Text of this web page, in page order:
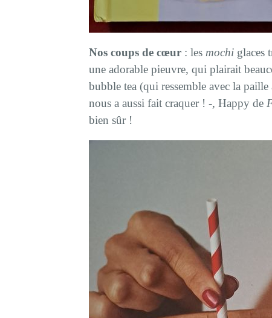
Nos coups de cœur : les mochi glaces
une adorable pieuvre, qui plairait
bubble tea (qui ressemble avec la
nous a aussi fait craquer ! -, Happy de
bien sûr !